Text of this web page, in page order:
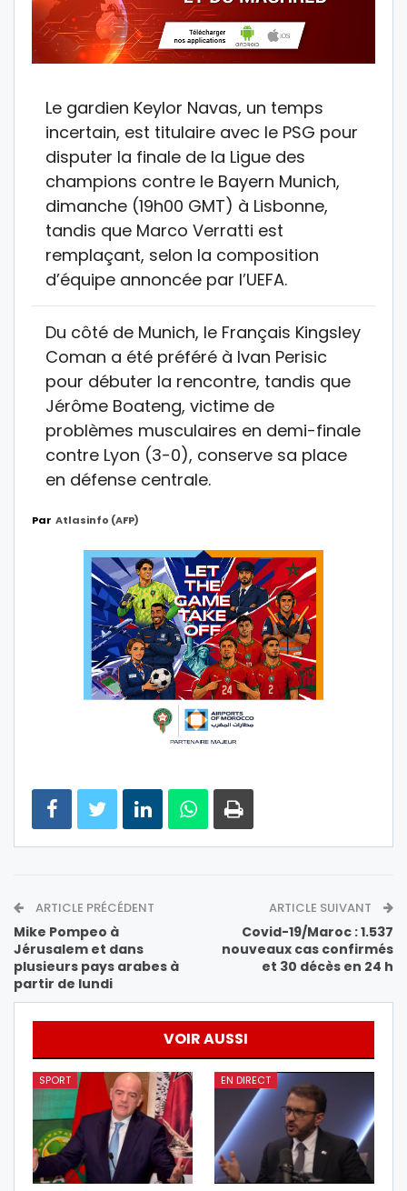
Le gardien Keylor Navas, un temps
incertain, est titulaire avec le PSG pour
disputer la finale de la Ligue des
champions contre le Bayern Munich,
dimanche (19h00 GMT) à Lisbonne,
tandis que Marco Verratti est
remplaçant, selon la composition
d’équipe annoncée par l’UEFA.
Du côté de Munich, le Français Kingsley
Coman a été préféré à Ivan Perisic
pour débuter la rencontre, tandis que
Jérôme Boateng, victime de
problèmes musculaires en demi-finale
contre Lyon (3-0), conserve sa place
en défense centrale.
Par Atlasinfo (AFP)
ARTICLE PRÉCÉDENT
Mike Pompeo à
Jérusalem et dans
plusieurs pays arabes à
partir de lundi
ARTICLE SUIVANT
Covid-19/Maroc : 1.537
nouveaux cas confirmés
et 30 décès en 24 h
VOIR AUSSI
SPORT EN DIRECT